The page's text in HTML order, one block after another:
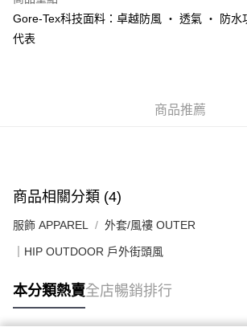
付款後順豐合作便利店
Gore-Tex科技面料：卓越防風 ‧ 透氣 ‧ 防水
代表
商品推薦
商品相關分類 (4)
服飾 APPAREL 外套/風褸 OUTER
｜HIP OUTDOOR 戶外街頭風
本分類熱賣全店暢銷排行